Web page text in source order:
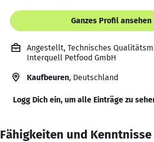
Ganzes Profil ansehen
Angestellt, Technisches
Interquell Petfood GmbH
Kaufbeuren, Deutschland
Logg Dich ein, um alle Einträge zu
Fähigkeiten und Kenntnisse